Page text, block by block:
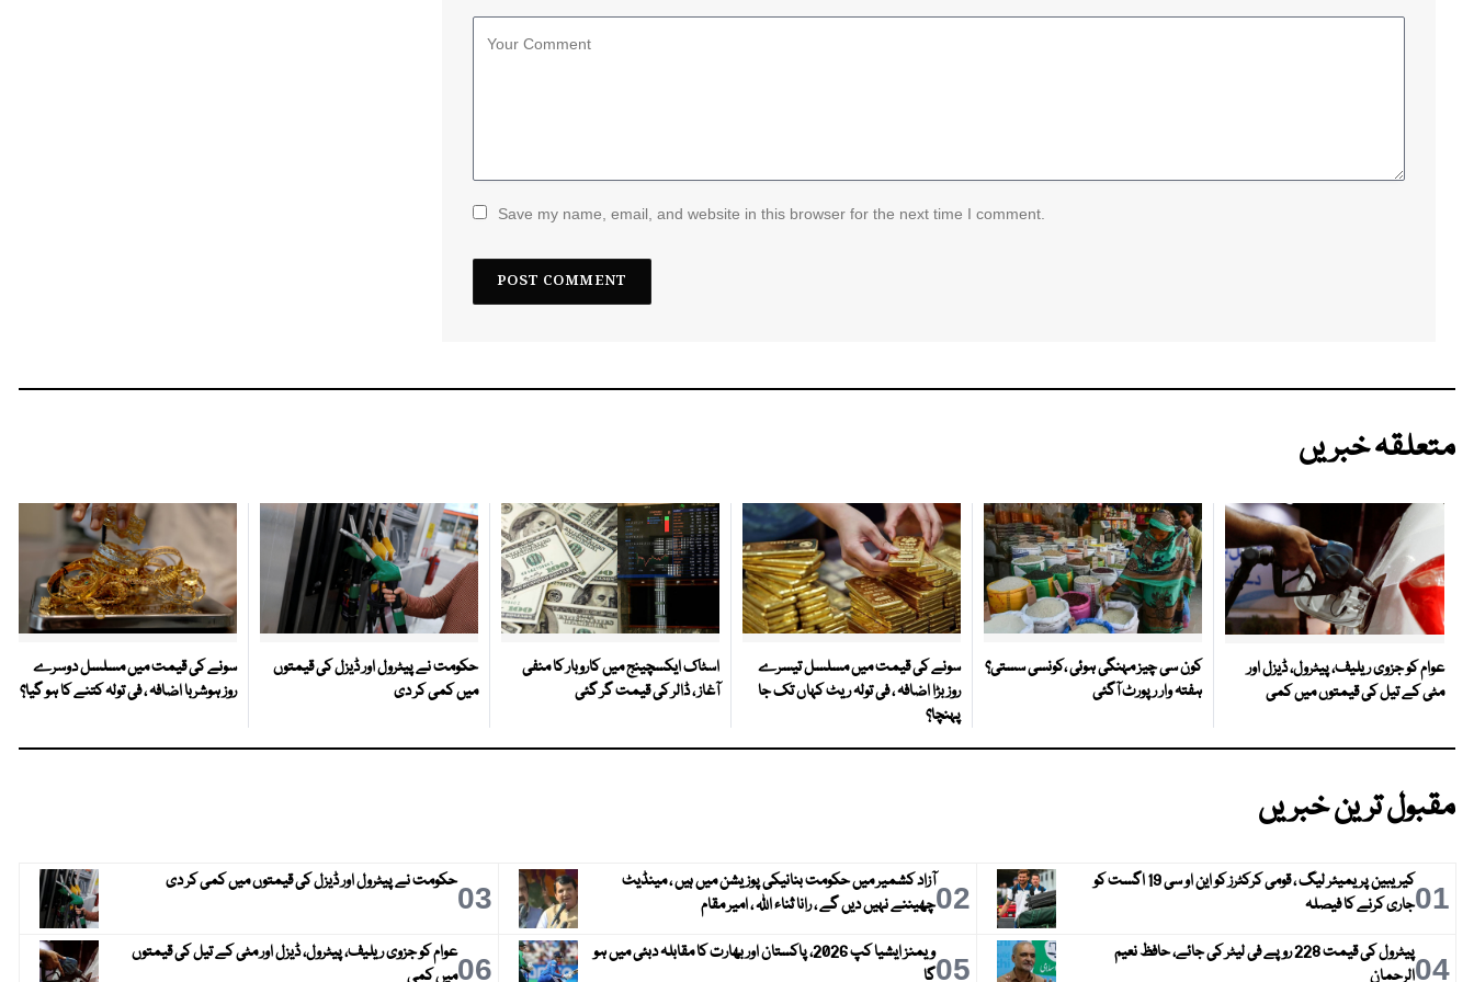
Save my name, email, and website in this browser for the next time I comment.
متعلقہ خبریں
عوام کو جزوی ریلیف، پیٹرول، ڈیزل اور
مٹی کے تیل کی قیمتوں میں کمی
کون سی چیز مہنگی ہوئی ،کونسی سستی؟
ہفتہ وار رپورٹ آگئی
سونے کی قیمت میں مسلسل تیسرے
روز بڑا اضافہ ، فی تولہ ریٹ کہاں تک جا
پہنچا؟
اسٹاک ایکسچینج میں کاروبار کا منفی
آغاز ، ڈالر کی قیمت گر گئی
حکومت نے پیٹرول اور ڈیزل کی قیمتوں
میں کمی کر دی
سونے کی قیمت میں مسلسل دوسرے
روز ہوشربا اضافہ ، فی تولہ کتنے کا ہو گیا؟
مقبول ترین خبریں
01
کیریبین پریمیئر لیگ ، قومی کرکٹرز کو این او سی 19 اگست کو
جاری کرنے کا فیصلہ
02آزاد کشمیر میں حکومت بنانیکی پوزیشن میں ہیں ، مینڈیٹ
چھیننے نہیں دیں گے ، رانا ثناء اللہ ، امیر مقام
03حکومت نے پیٹرول اور ڈیزل کی قیمتوں میں کمی کر دی
04
پیٹرول کی قیمت 228 روپے فی لیٹر کی جائے، حافظ نعیم
الرحمان
05
ویمنز ایشیا کپ 2026، پاکستان اور بھارت کا مقابلہ دبئی میں ہو
گا
06عوام کو جزوی ریلیف، پیٹرول، ڈیزل اور مٹی کے تیل کی قیمتوں
میں کمی